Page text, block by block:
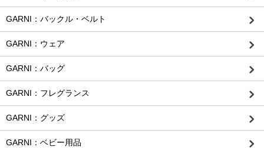
GARNI：バックル・ベルト
GARNI：ウェア
GARNI：バッグ
GARNI：フレグランス
GARNI：グッズ
GARNI：ベビー用品